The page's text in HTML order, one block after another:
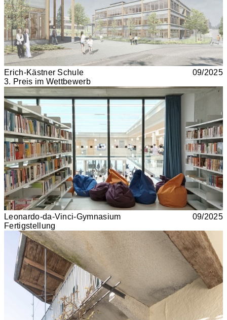
Erich-Kästner Schule
3. Preis im Wettbewerb
09/2025
Leonardo-da-Vinci-Gymnasium
Fertigstellung
09/2025